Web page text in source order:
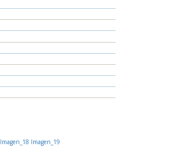
Imagen_18 Imagen_19